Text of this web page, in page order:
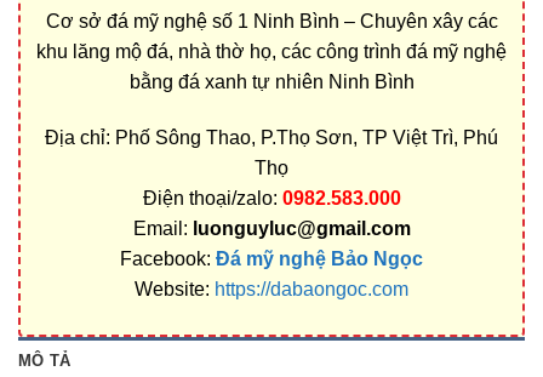
Cơ sở đá mỹ nghệ số 1 Ninh Bình – Chuyên xây các
khu lăng mộ đá, nhà thờ họ, các công trình đá mỹ nghệ
bằng đá xanh tự nhiên Ninh Bình
Địa chỉ: Phố Sông Thao, P.Thọ Sơn, TP Việt Trì, Phú
Thọ
Điện thoại/zalo: 0982.583.000
Email: luonguyluc@gmail.com
Facebook: Đá mỹ nghệ Bảo Ngọc
Website: https://dabaongoc.com
MÔ TẢ